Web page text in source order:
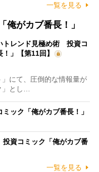
一覧を見る
俺がカブ番長！」
トレンド見極め術 投資コ
」【第11回】
にて、圧倒的な情報量が
とし…
ック「俺がカブ番長！」
資コミック「俺がカブ番
一覧を見る